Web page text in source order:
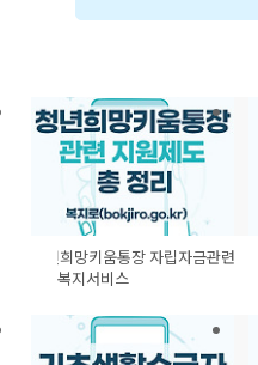
청년희망키움통장 자립자금관련
복지서비스